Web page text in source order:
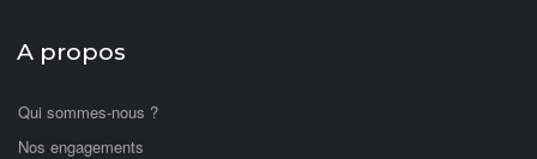
A propos
Qui sommes-nous ?
Nos engagements